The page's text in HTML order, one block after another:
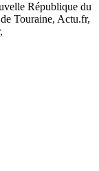
République du
Touraine, Actu.fr,